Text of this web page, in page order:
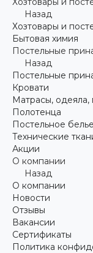
Назад
Хозтовары и
Бытовая химия
Постельные
Назад
Постельные
Кровати
Матрасы,
Полотенца
Постельное белье
Технические
Акции
О компании
Назад
О компании
Новости
Отзывы
Вакансии
Сертификаты
Политика